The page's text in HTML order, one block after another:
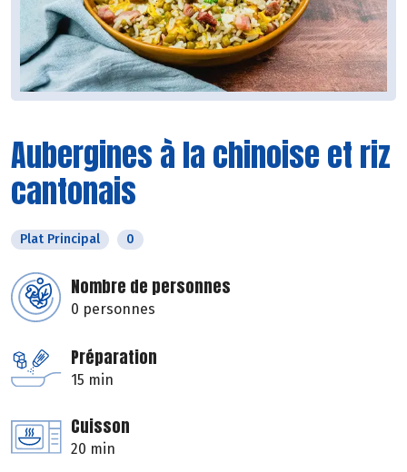
Aubergines à la chinoise et riz
cantonais
Plat Principal 0
Nombre de personnes
0 personnes
Préparation
15 min
Cuisson
20 min